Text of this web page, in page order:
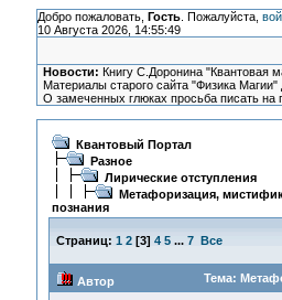
Добро пожаловать, Гость. Пожалуйста,
10 Августа 2026, 14:55:49
Новости: Книгу С.Доронина "Квантовая
Материалы старого сайта "Физика
О замеченных глюках просьба писать на
Квантовый Портал
Разное
Лирические отступления
Метафоризация,
познания
Страниц: 1 2[3] 4 5 ... 7 Все
Автор Тема: